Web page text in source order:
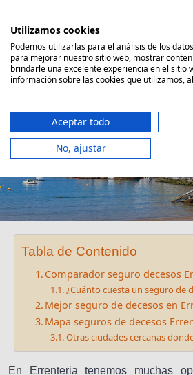
contenido
Comparador Seguro Decesos
Seguro decesos
Tabla de Contenido
Comparador seguro decesos
¿Cuánto cuesta un seguro de
Mejor seguro de decesos en
Mapa seguros de decesos
Otras ciudades cercanas
En Errenteria tenemos muchas
Utilizamos cookies
Podemos utilizarlas para el análisis de los
para mejorar nuestro sitio web, mostrar
brindarle una excelente experiencia en el sitio
información sobre las cookies que utilizamos,
Aceptar todo
No, ajustar